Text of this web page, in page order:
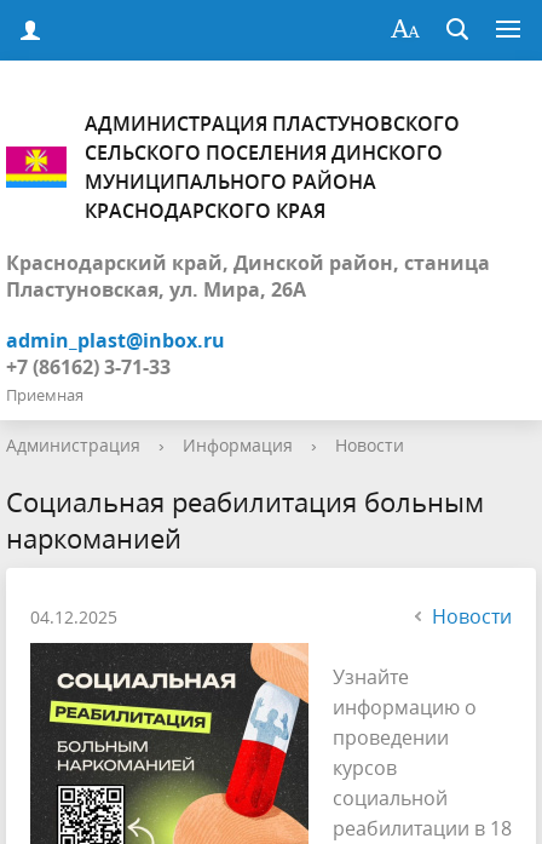
АДМИНИСТРАЦИЯ ПЛАСТУНОВСКОГО
СЕЛЬСКОГО ПОСЕЛЕНИЯ ДИНСКОГО
МУНИЦИПАЛЬНОГО РАЙОНА
КРАСНОДАРСКОГО КРАЯ
Краснодарский край, Динской район, станица
Пластуновская, ул. Мира, 26А
admin_plast@inbox.ru
+7 (86162) 3-71-33
Приемная
Администрация › Информация › Новости
Социальная реабилитация больным
наркоманией
04.12.2025 Новости
Узнайте
информацию о
проведении
курсов
социальной
реабилитации в 18